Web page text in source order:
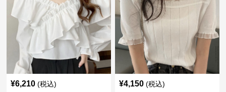
¥6,210 (税込) ¥4,150 (税込)